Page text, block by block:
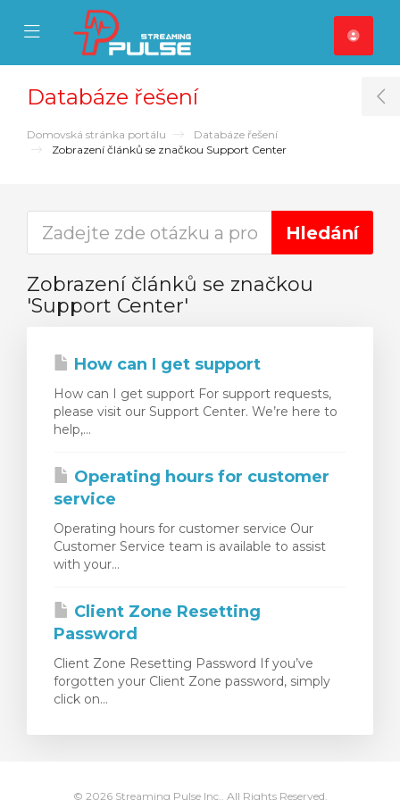
Mobile Menu
Mobile Menu
košík
Databáze řešení
Domovská stránka portálu
Databáze řešení
Zobrazení článků se značkou Support Center
Zobrazení článků se značkou
'Support Center'
How can I get support
How can I get support For support requests,
please visit our Support Center. We’re here to
help,...
Operating hours for customer
service
Operating hours for customer service Our
Customer Service team is available to assist
with your...
Client Zone Resetting
Password
Client Zone Resetting Password If you’ve
forgotten your Client Zone password, simply
click on...
© 2026 Streaming Pulse Inc.. All Rights Reserved.